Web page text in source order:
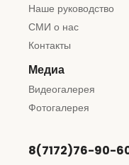
Наше руководство
СМИ о нас
Контакты
Медиа
Видеогалерея
Фотогалерея
8(7172)76-90-